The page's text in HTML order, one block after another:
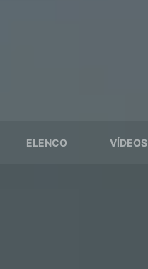
ELENCO VÍDEOS